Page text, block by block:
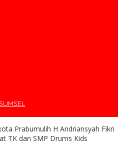
Prabumulih H Andriansyah Fikri
TK dan SMP Drums Kids